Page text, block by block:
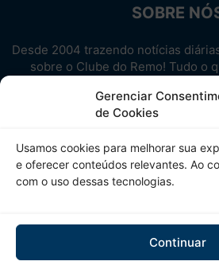
Gerenciar
de Cookies
Usamos cookies para melhorar sua
e oferecer conteúdos relevantes. Ao
com o uso dessas tecnologias.
Continuar
SOBRE
Desde 2004 trazendo notícias
sobre o Clube do Remo! Tudo o
Aproveite! Site não-
SIGA-NOS